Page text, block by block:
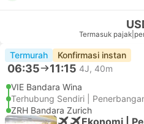
Termasuk pajak
Termurah Konfirmasi instan
06:35 11:15 4J, 40m
VIE Bandara Wina
Terhubung Sendiri |
ZRH Bandara Zurich
Ekonomi |